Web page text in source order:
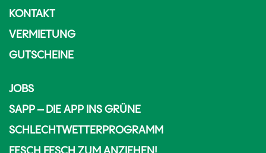
KONTAKT
VERMIETUNG
GUTSCHEINE
JOBS
SAPP – DIE APP INS GRÜNE
SCHLECHTWETTERPROGRAMM